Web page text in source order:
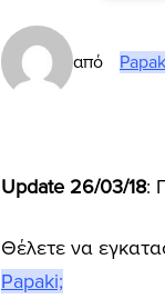
από
Update 26/03/18:
Θέλετε να
Papaki;